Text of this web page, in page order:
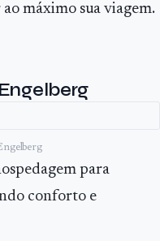
máximo sua viagem.
para
conforto e